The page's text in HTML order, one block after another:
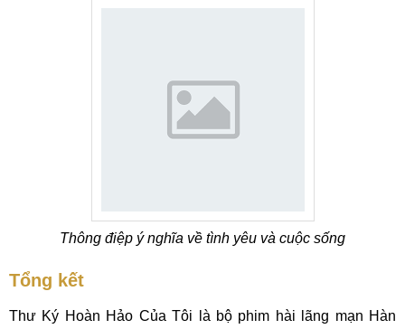
Thông điệp ý nghĩa về tình yêu và cuộc sống
Tổng kết
Thư Ký Hoàn Hảo Của Tôi là bộ phim hài lãng mạn Hàn